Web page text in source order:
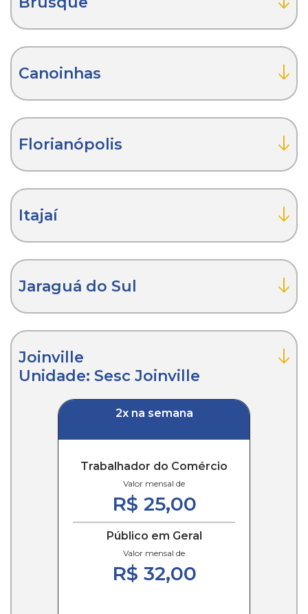
Canoinhas
Florianópolis
Itajaí
Jaraguá do Sul
Joinville
Unidade: Sesc Joinville
2x na semana
Trabalhador do Comércio
Valor mensal de
R$ 25,00
Público em Geral
Valor mensal de
R$ 32,00